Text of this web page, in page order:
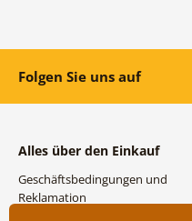
Folgen Sie uns auf
Alles über den Einkauf
Geschäftsbedingungen und
Reklamation